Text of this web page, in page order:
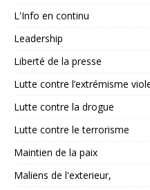
L'Info en continu
Leadership
Liberté de la presse
Lutte contre l’extrémisme
Lutte contre la drogue
Lutte contre le terrorisme
Maintien de la paix
Maliens de l'exterieur,